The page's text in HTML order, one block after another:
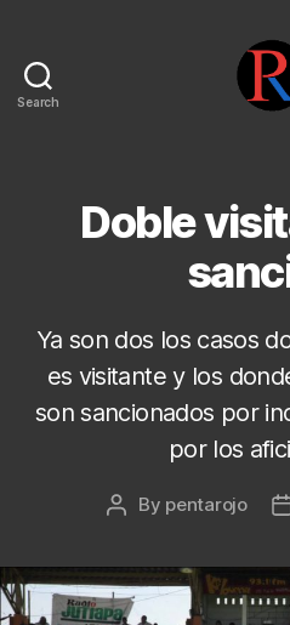
Search
Doble
Ya son dos los casos
es visitante y los
son sancionados por
por los
Post
By pentarojo